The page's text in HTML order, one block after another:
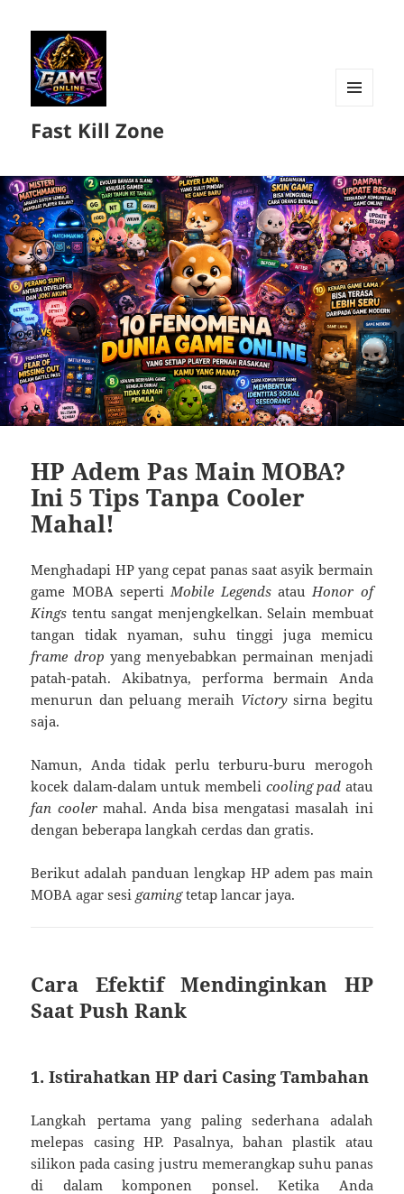
Fast Kill Zone
HP Adem Pas Main MOBA?
Ini 5 Tips Tanpa Cooler
Mahal!
Menghadapi HP yang cepat panas saat asyik bermain
game MOBA seperti Mobile Legendsatau Honor of
Kings tentu sangat menjengkelkan. Selain membuat
tangan tidak nyaman, suhu tinggi juga memicu
frame drop yang menyebabkan permainan menjadi
patah-patah. Akibatnya, performa bermain Anda
menurun dan peluang meraih Victorysirna begitu
saja.
Namun, Anda tidak perlu terburu-buru merogoh
kocek dalam-dalam untuk membeli cooling pad atau
fan coolermahal. Anda bisa mengatasi masalah ini
dengan beberapa langkah cerdas dan gratis.
Berikut adalah panduan lengkap HP adem pas main
MOBA agar sesi gamingtetap lancar jaya.
Cara Efektif Mendinginkan HP
Saat Push Rank
1. Istirahatkan HP dari Casing Tambahan
Langkah pertama yang paling sederhana adalah
melepas casing HP. Pasalnya, bahan plastik atau
silikon pada casing justru memerangkap suhu panas
di dalam komponen ponsel. Ketika Anda